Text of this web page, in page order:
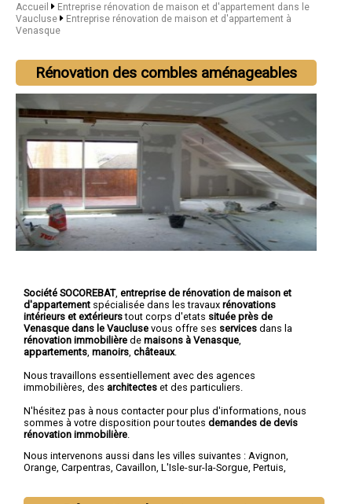
Accueil
Entreprise rénovation de maison et d'appartement dans le
Vaucluse
Entreprise rénovation de maison et d'appartement à
Venasque
Rénovation des combles aménageables
Société SOCOREBAT, entreprise de rénovation de maison et
d'appartement spécialisée dans les travaux rénovations
intérieurs et extérieurstout corps d'etats située près de
Venasque dans le Vaucluse vous offre ses services dans la
rénovation immobilière de maisons à Venasque
appartements manoirs châteaux.
Nous travaillons essentiellement avec des agences
immobilières, des architectes et des particuliers.
N'hésitez pas à nous contacter pour plus d'informations, nous
sommes à votre disposition pour toutes demandes de devis
rénovation immobilière
Nous intervenons aussi dans les villes suivantes : Avignon,
Orange, Carpentras, Cavaillon, L'Isle-sur-la-Sorgue, Pertuis,